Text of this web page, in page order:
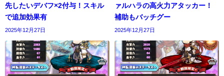
先したいデバフ×2付与！スキル
で追加効果有
2025年12月27日
ァルハラの高火力アタッカー！
補助もバッチグー
2025年12月27日